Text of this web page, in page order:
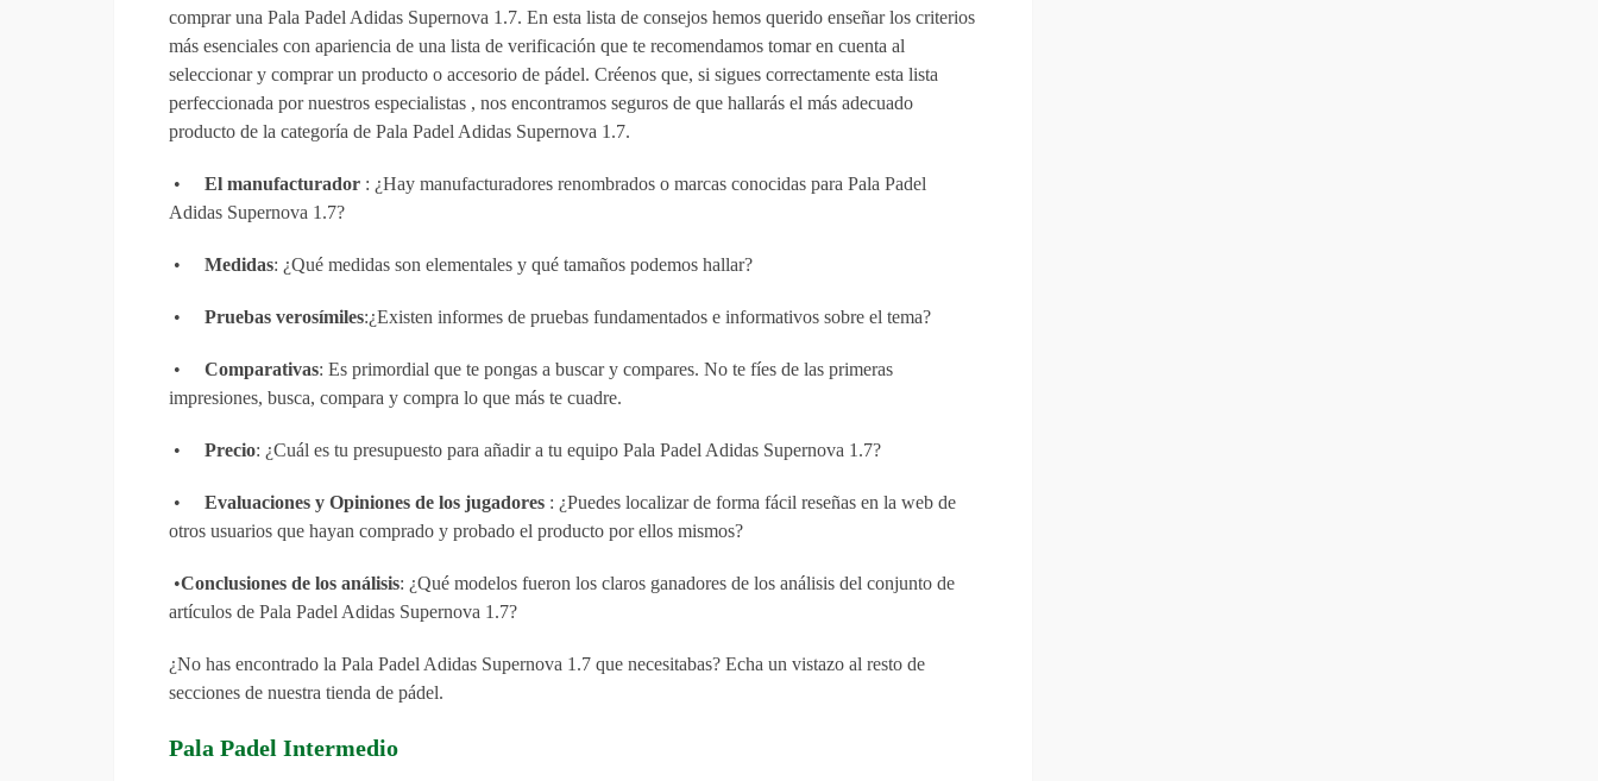
comprar una Pala Padel Adidas Supernova 1.7. En esta lista de consejos hemos querido enseñar los criterios
más esenciales con apariencia de una lista de verificación que te recomendamos tomar en cuenta al
seleccionar y comprar un producto o accesorio de pádel. Créenos que, si sigues correctamente esta lista
perfeccionada por nuestros especialistas , nos encontramos seguros de que hallarás el más adecuado
producto de la categoría de Pala Padel Adidas Supernova 1.7.
• El manufacturador : ¿Hay manufacturadores renombrados o marcas conocidas para Pala Padel
Adidas Supernova 1.7?
• Medidas: ¿Qué medidas son elementales y qué tamaños podemos hallar?
• Pruebas verosímiles:¿Existen informes de pruebas fundamentados e informativos sobre el tema?
• Comparativas: Es primordial que te pongas a buscar y compares. No te fíes de las primeras
impresiones, busca, compara y compra lo que más te cuadre.
• Precio: ¿Cuál es tu presupuesto para añadir a tu equipo Pala Padel Adidas Supernova 1.7?
• Evaluaciones y Opiniones de los jugadores : ¿Puedes localizar de forma fácil reseñas en la web de
otros usuarios que hayan comprado y probado el producto por ellos mismos?
•Conclusiones de los análisis: ¿Qué modelos fueron los claros ganadores de los análisis del conjunto de
artículos de Pala Padel Adidas Supernova 1.7?
¿No has encontrado la Pala Padel Adidas Supernova 1.7 que necesitabas? Echa un vistazo al resto de
secciones de nuestra tienda de pádel.
Pala Padel Intermedio